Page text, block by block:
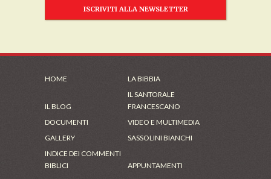
ISCRIVITI ALLA NEWSLETTER
HOME LA BIBBIA
IL BLOG
IL SANTORALE
FRANCESCANO
DOCUMENTI
VIDEO E MULTIMEDIA
GALLERY
SASSOLINI BIANCHI
INDICE DEI COMMENTI
BIBLICI
APPUNTAMENTI